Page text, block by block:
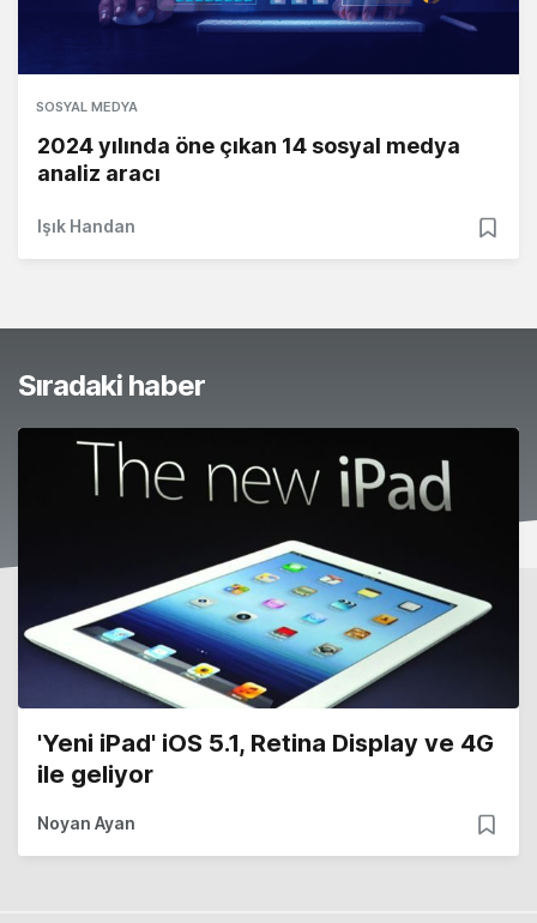
SOSYAL MEDYA
2024 yılında öne çıkan 14 sosyal medya
analiz aracı
Işık Handan
Sıradaki haber
'Yeni iPad' iOS 5.1, Retina Display ve 4G
ile geliyor
Noyan Ayan